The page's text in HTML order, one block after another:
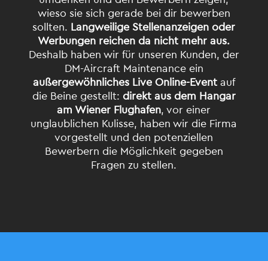
wieso sie sich gerade bei dir bewerben
sollten. Langweilige Stellenanzeigen oder
Werbungen reichen da nicht mehr aus.
Deshalb haben wir für unseren Kunden, der
DM-Aircraft Maintenance ein
außergewöhnliches Live Online-Eventauf
die Beine gestellt: direkt aus dem Hangar
am Wiener Flughafen, vor einer
unglaublichen Kulisse, haben wir die Firma
vorgestellt und den potenziellen
Bewerbern die Möglichkeit gegeben
Fragen zu stellen.